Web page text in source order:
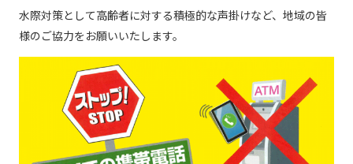
お問い合わせ
ご加入お申し込み・資
料請求
資料請求
水際対策として高齢者に対する積極的な声掛けなど、地域の皆
様のご協力をお願いいたします。